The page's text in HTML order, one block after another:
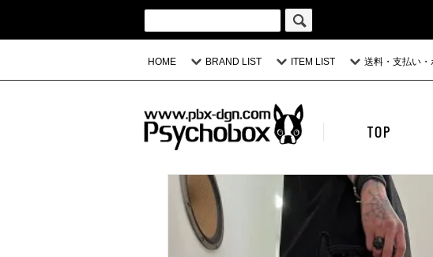
HOME BRAND LIST ITEM LIST 送料・支払い
TOP